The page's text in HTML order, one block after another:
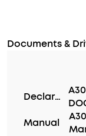
Documents &
Declaration of Conformity
Manual